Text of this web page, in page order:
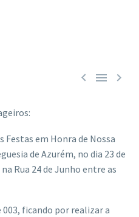
  
em Honra de Nossa
de Azurém, no dia 23 de
Rua 24 de Junho entre as
003, ficando por realizar a